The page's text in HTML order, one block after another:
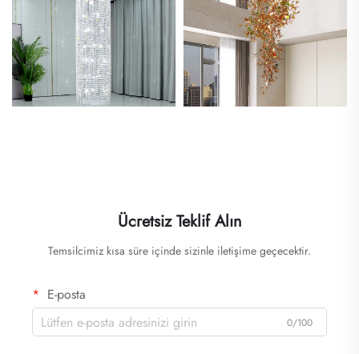
Ücretsiz Teklif Alın
Temsilcimiz kısa süre içinde sizinle iletişime geçecektir.
E-posta
0/100